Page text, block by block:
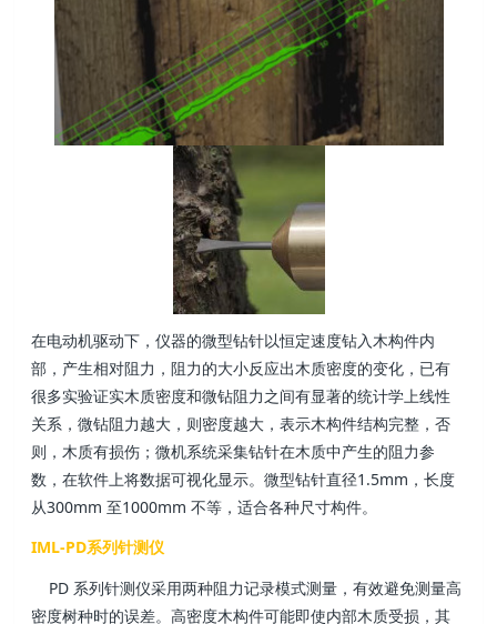
在电动机驱动下，仪器的微型钻针以恒定速度钻入木构件内
部，产生相对阻力，阻力的大小反应出木质密度的变化，已有
很多实验证实木质密度和微钻阻力之间有显著的统计学上线性
关系，微钻阻力越大，则密度越大，表示木构件结构完整，否
则，木质有损伤；微机系统采集钻针在木质中产生的阻力参
数，在软件上将数据可视化显示。微型钻针直径1.5mm，长度
从300mm 至1000mm 不等，适合各种尺寸构件。
IML-PD系列针测仪
PD 系列针测仪采用两种阻力记录模式测量，有效避免测量高
密度树种时的误差。高密度木构件可能即使内部木质受损，其